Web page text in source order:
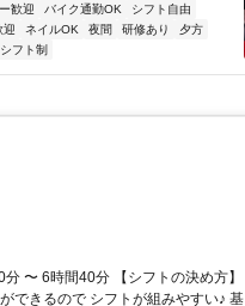
歓迎 バイク通勤OK
シフト自由
迎 ネイルOK 夜間 研修あり
夕方
シフト制
〜 6時間40分 【シフトの決め方】
できるので シフトが組みやすい♪ 基